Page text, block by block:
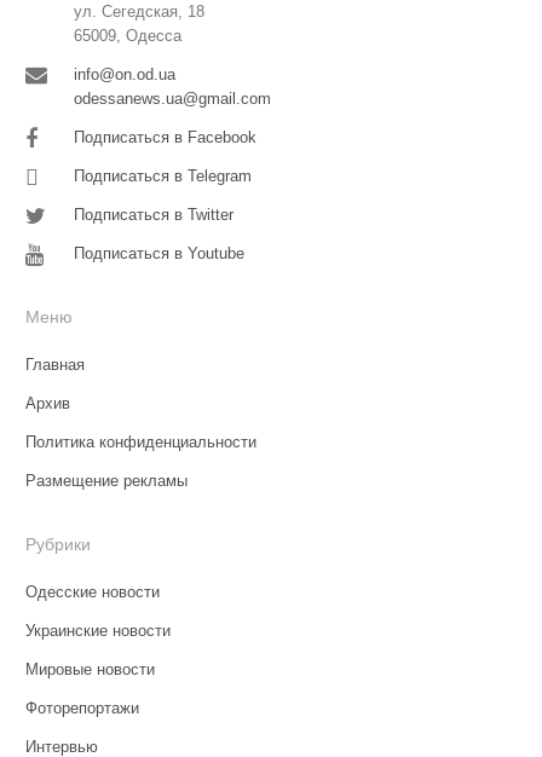
ул. Сегедская, 18
65009, Одесса
info@on.od.ua
odessanews.ua@gmail.com
Подписаться в Facebook
Подписаться в Telegram
Подписаться в Twitter
Подписаться в Youtube
Меню
Главная
Архив
Политика конфиденциальности
Размещение рекламы
Рубрики
Одесские новости
Украинские новости
Мировые новости
Фоторепортажи
Интервью